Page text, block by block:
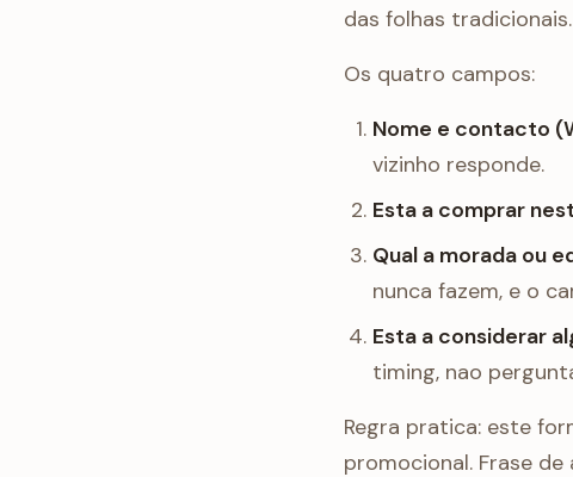
das folhas tradicionais.
Os quatro campos:
Nome e contacto
vizinho responde.
Esta a comprar
Qual a morada ou
nunca fazem, e o
Esta a considerar
timing, nao
Regra pratica: este
promocional. Frase